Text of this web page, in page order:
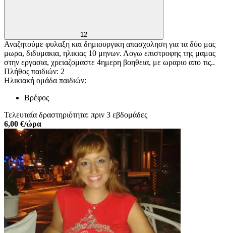
12
Αναζητούμε φυλαξη και δημιουργικη απασχοληση για τα δύο μας
μωρα, διδυμακια, ηλικιας 10 μηνων. Λογω επιστροφης της μαμας
στην εργασια, χρειαζομαστε 4ημερη βοηθεια, με ωραριο απο τις..
Πλήθος παιδιών: 2
Ηλικιακή ομάδα παιδιών:
Βρέφος
Τελευταία δραστηριότητα: πριν 3 εβδομάδες
6,00 €/ώρα